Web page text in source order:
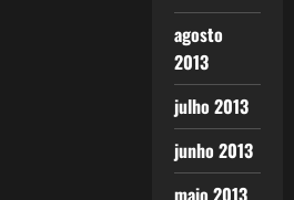
agosto
2013
julho 2013
junho 2013
maio 2013